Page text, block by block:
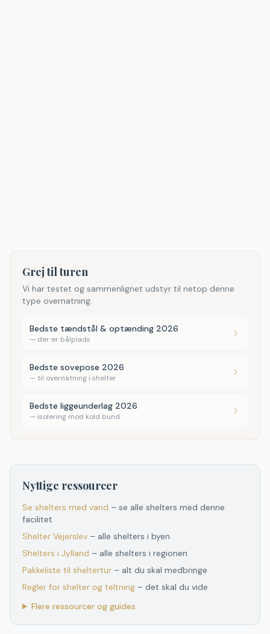
Grej til turen
Vi har testet og sammenlignet udstyr til netop denne
type overnatning.
Bedste tændstål & optænding 2026
— der er bålplads
Bedste sovepose 2026
— til overnatning i shelter
Bedste liggeunderlag 2026
— isolering mod kold bund
Nyttige ressourcer
Se shelters med vand – se alle shelters med denne
facilitet
Shelter Vejerslev – alle shelters i byen
Shelters i Jylland – alle shelters i regionen
Pakkeliste til sheltertur – alt du skal medbringe
Regler for shelter og teltning – det skal du vide
Flere ressourcer og guides